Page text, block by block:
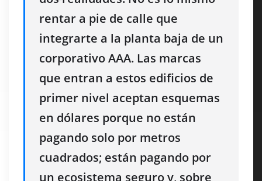
rentar a pie de calle que
integrarte a la planta baja de un
corporativo AAA. Las marcas
que entran a estos edificios de
primer nivel aceptan esquemas
en dólares porque no están
pagando solo por metros
cuadrados; están pagando por
un ecosistema seguro y, sobre